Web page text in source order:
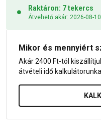
Raktáron: 7 tekercs
Átvehető akár: 2026-08-10
Mikor és mennyiért
Akár 2400 Ft-tól
átvételi idő